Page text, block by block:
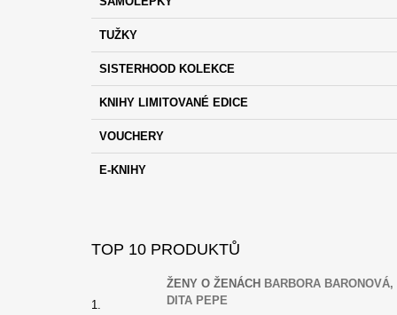
E
G
O
R
E
TUŽKY
SISTERHOOD KOLEKCE
KNIHY LIMITOVANÉ EDICE
VOUCHERY
E-KNIHY
TOP 10 PRODUKTŮ
ŽENY O ŽENÁCH BARBORA BARONOVÁ,
DITA PEPE